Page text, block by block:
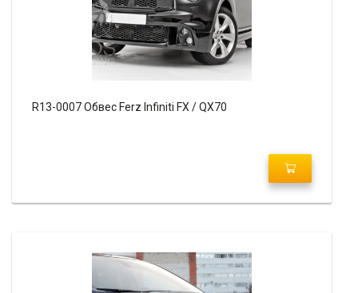
R13-0007 Обвес Ferz Infiniti FX / QX70